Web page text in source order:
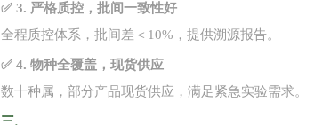
✅ 3. 严格质控，批间一致性好
全程质控体系，批间差＜ 10%，提供溯源报告。
✅ 4. 物种全覆盖，现货供应
数十种属，部分产品现货供应，满足紧急实验需求。
三、